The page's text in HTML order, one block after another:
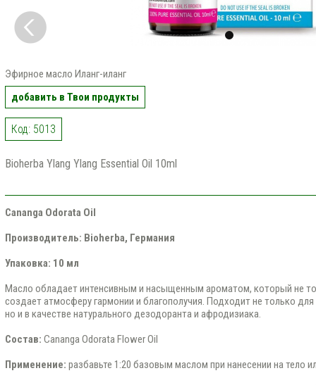
Эфирное масло Иланг-иланг
добавить в Твои продукты
Код: 5013
Bioherba Ylang Ylang Essential Oil 10ml
Cananga Odorata Oil
Производитель: Bioherba, Германия
Упаковка: 10 мл
Масло обладает интенсивным и насыщенным ароматом, который не
создает атмосферу гармонии и благополучия. Подходит не только
но и в качестве натурального дезодоранта и афродизиака.
Состав: Cananga Odorata Flower Oil
Применение: разбавьте 1:20 базовым маслом при нанесении на тело